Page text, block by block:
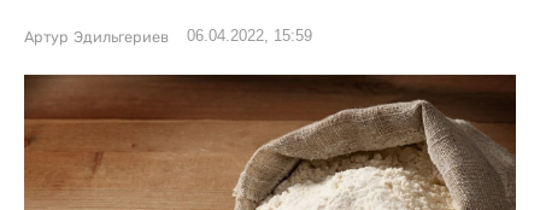
Артур Эдильгериев 06.04.2022, 15:59